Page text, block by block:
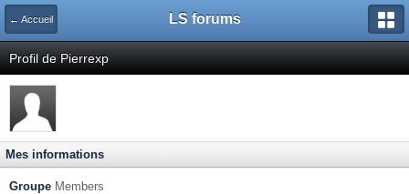
← Accueil LS forums
Profil de Pierrexp
Mes informations
Groupe Members